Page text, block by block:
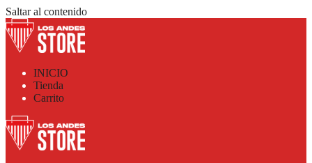
Saltar al contenido
INICIO
Tienda
Carrito